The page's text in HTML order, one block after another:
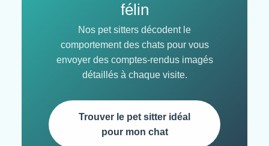
félin
Nos pet sitters décodent le
comportement des chats pour vous
envoyer des comptes-rendus imagés
détaillés à chaque visite.
Trouver le pet sitter idéal
pour mon chat